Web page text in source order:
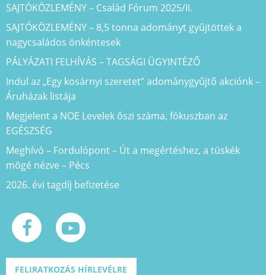
SAJTÓKÖZLEMÉNY – Család Fórum 2025/II.
SAJTÓKÖZLEMÉNY – 8,5 tonna adományt gyűjtöttek a
nagycsaládos önkéntesek
PÁLYÁZATI FELHÍVÁS – TAGSÁGI ÜGYINTÉZŐ
Indul az „Egy kosárnyi szeretet” adománygyűjtő akciónk –
Áruházak listája
Megjelent a NOE Levelek őszi száma, fókuszban az
EGÉSZSÉG
Meghívó – Fordulópont – Út a megértéshez, a tüskék
mögé nézve – Pécs
2026. évi tagdíj befizetése
FELIRATKOZÁS HÍRLEVÉLRE